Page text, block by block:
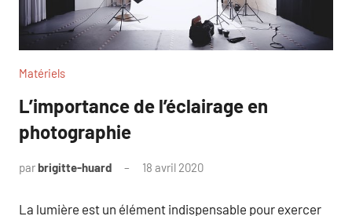
Matériels
L’importance de l’éclairage en
photographie
parbrigitte-huard 18 avril 2020
La lumière est un élément indispensable pour exercer